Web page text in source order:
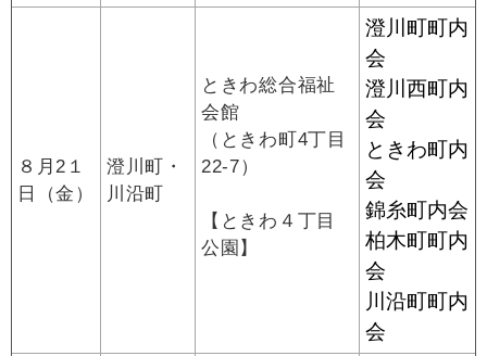
８月2１
日（金）
澄川町・
川沿町
ときわ総合福祉
会館
（ときわ町4丁目
22-7）
【ときわ４丁目
公園】
澄川町町内
会
澄川西町内
会
ときわ町内
会
錦糸町内会
柏木町町内
会
川沿町町内
会